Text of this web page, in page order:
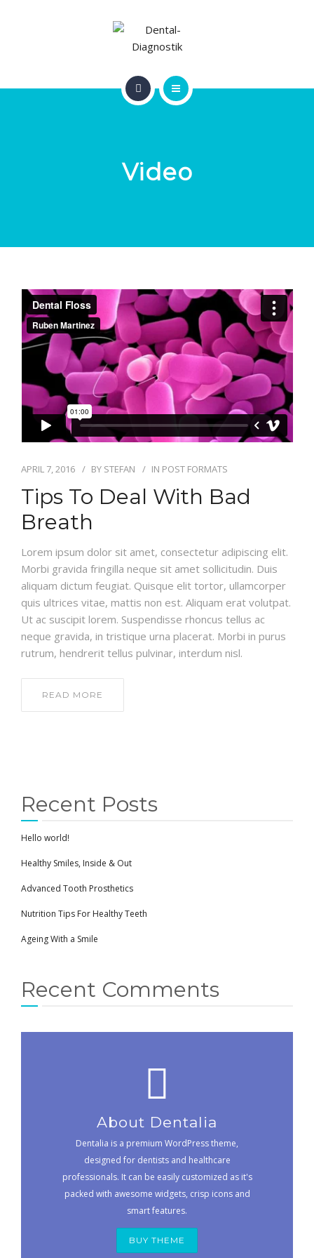
BERATUNG & SEMINARE
Video
APRIL 7, 2016 BY STEFAN IN POST FORMATS
Tips To Deal With Bad
Breath
Lorem ipsum dolor sit amet, consectetur adipiscing elit.
Morbi gravida fringilla neque sit amet sollicitudin. Duis
aliquam dictum feugiat. Quisque elit tortor, ullamcorper
quis ultrices vitae, mattis non est. Aliquam erat volutpat.
Ut ac suscipit lorem. Suspendisse rhoncus tellus ac
neque gravida, in tristique urna placerat. Morbi in purus
rutrum, hendrerit tellus pulvinar, interdum nisl.
READ MORE
Recent Posts
Hello world!
Healthy Smiles, Inside & Out
Advanced Tooth Prosthetics
Nutrition Tips For Healthy Teeth
Ageing With a Smile
Recent Comments
About Dentalia
Dentalia is a premium WordPress theme,
designed for dentists and healthcare
professionals. It can be easily customized as it's
packed with awesome widgets, crisp icons and
smart features.
BUY THEME